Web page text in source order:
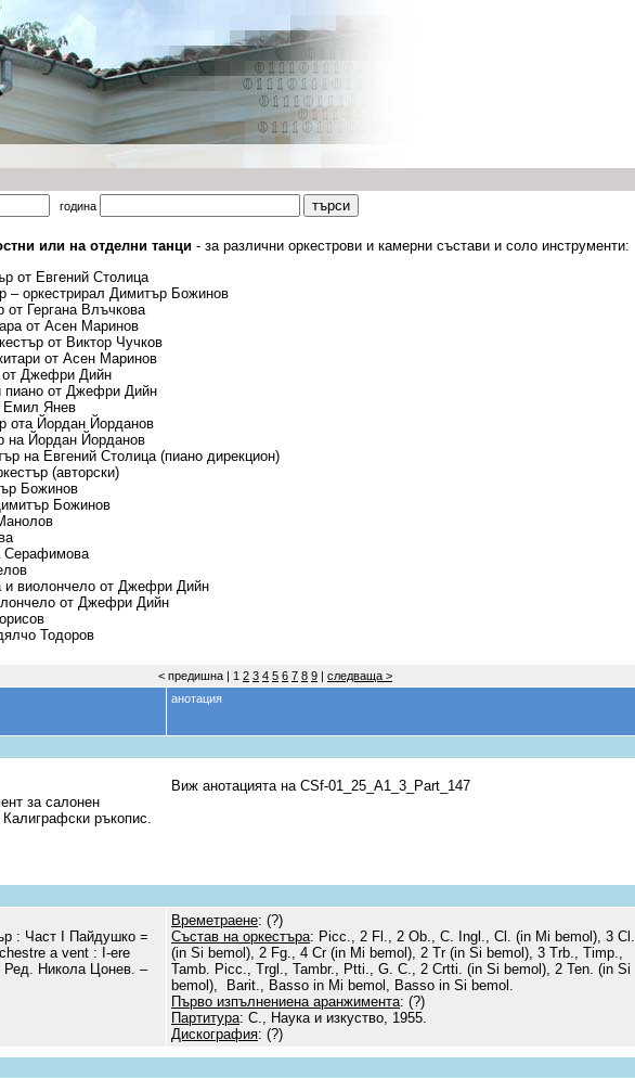
година
или на отделни танци - за различни оркестрови и камерни състави и соло инструменти:
от Евгений Столица
– оркестрирал Димитър Божинов
от Гергана Влъчкова
от Асен Маринов
от Виктор Чучков
от Асен Маринов
от Джефри Дийн
пиано от Джефри Дийн
Емил Янев
ота Йордан Йорданов
на Йордан Йорданов
на Евгений Столица (пиано дирекцион)
(авторски)
Божинов
Божинов
Серафимова
и виолончело от Джефри Дийн
от Джефри Дийн
Тодоров
< предишна | 1 2 3 4 5 6 7 8 9 | следваща >
анотация
за салонен
ръкопис.
Виж анотацията на CSf-01_25_А1_3_Part_147
: Част І Пайдушко =
a vent : I-ere
Ред. Никола Цонев. –
Времетраене: (?)
Състав на оркестъра: Picc., 2 Fl., 2 Ob., C. Ingl., Cl. (in Mi bemol), 3 Cl.
(in Si bemol), 2 Fg., 4 Cr (in Mi bemol), 2 Tr (in Si bemol), 3 Trb., Timp.,
Tamb. Picc., Trgl., Tambr., Ptti., G. C., 2 Crtti. (in Si bemol), 2 Ten. (in Si
bemol), Barit., Basso in Mi bemol, Basso in Si bemol.
Първо изпълнениена аранжимента: (?)
Партитура: С., Наука и изкуство, 1955.
Дискография: (?)